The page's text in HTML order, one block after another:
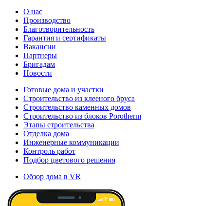
О нас
Производство
Благотворительность
Гарантия и сертификаты
Вакансии
Партнеры
Бригадам
Новости
Готовые дома и участки
Строительство из клееного бруса
Строительство каменных домов
Строительство из блоков Porotherm
Этапы строительства
Отделка дома
Инженерные коммуникации
Контроль работ
Подбор цветового решения
Обзор дома в VR